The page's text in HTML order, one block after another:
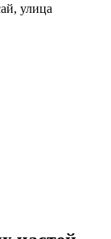
улица